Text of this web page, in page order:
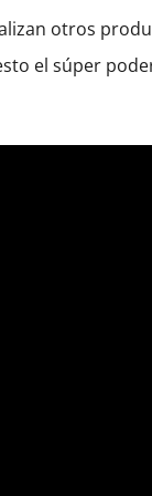
otros
el súper